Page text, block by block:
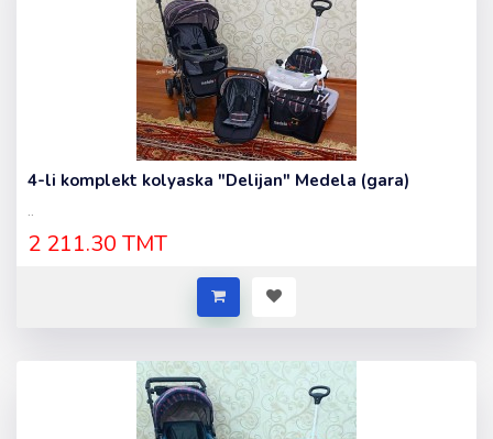
4-li komplekt kolyaska "Delijan" Medela (gara)
..
2 211.30 TMT